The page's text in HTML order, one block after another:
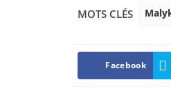
MOTS CLÉS
Facebook